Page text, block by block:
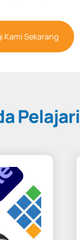
Kami Sekarang
Pelajari